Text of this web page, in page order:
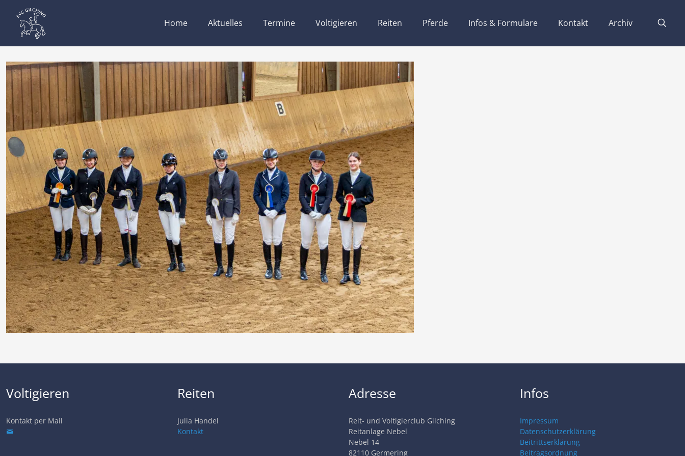
Home Aktuelles Termine Voltigieren Reiten Pferde Infos & Formulare Kontakt Archiv
Voltigieren
Kontakt per Mail
Reiten
Julia Handel
Kontakt
Adresse
Reit- und Voltigierclub Gilching
Reitanlage Nebel
Nebel 14
82110 Germering
Infos
Impressum
Datenschutzerklärung
Beitrittserklärung
Beitragsordnung